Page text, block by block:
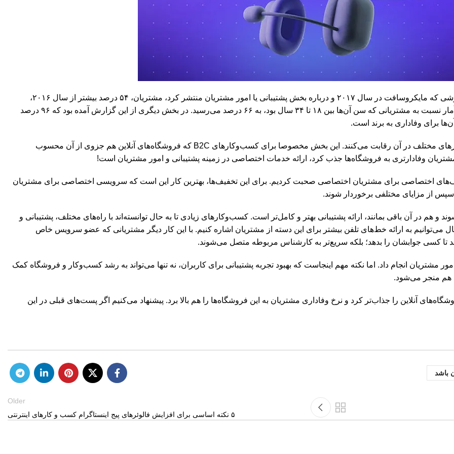
بگذارید ابتدا با آمار و ارقام از اهمیت پشتیبانی بگوییم. بر اساس گزارشی که مایکروسافت در سال ۲۰۱۷ و درباره بخش پشتیبانی یا امور مشتریان منتشر کرد، مشتریان، ۵۴ درصد بیشتر از سال ۲۰۱۶،
انتظارات بیشتری در زمینه پشتیبانی و امور مشتریان داشتند. همین آمار نسبت به مشتریانی که سن آن‌ها بین ۱۸ تا ۳۴ سال بود، به ۶۶ درصد می‌رسید. در بخش دیگری از این گزارش آمده بود که ۹۶ درصد
برای وفاداری به برند است.
درواقع می‌خواهیم بگوییم پشتیبانی میدان جدیدی است که کسب‌وکارهای مختلف در آن رقابت می‌کنند. این بخش مخصوصا برای کسب‌وکارهای B2C که فروشگاه‌های آنلاین هم جزوی از آن محسوب
مشتریان وفادارتری به فروشگاه‌ها جذب کرد، ارائه خدمات اختصاصی در زمینه پشتیبانی و امور مشتریان است!
اختصاصی برای مشتریان اختصاصی صحبت کردیم. برای این تخفیف‌ها، بهترین کار این است که سرویسی اختصاصی برای مشتریان
از مزایای مختلفی برخوردار شوند.
در آن باقی بمانند، ارائه پشتیبانی بهتر و کامل‌تر است. کسب‌وکارهای زیادی تا به حال توانسته‌اند با راه‌های مختلف، پشتیبانی و
می‌توانیم به ارائه خط‌های تلفن بیشتر برای این دسته از مشتریان اشاره کنیم. با این کار دیگر مشتریانی که عضو سرویس خاص
تا کسی جوابشان را بدهد؛ بلکه سریع‌تر به کارشناس مربوطه متصل می‌شوند.
مشتریان انجام داد. اما نکته مهم اینجاست که بهبود تجربه پشتیبانی برای کاربران، نه تنها می‌تواند به رشد کسب‌وکار و فروشگاه کمک
هم منجر می‌شود.
آنلاین را جذاب‌تر کرد و نرخ وفاداری مشتریان به این فروشگاه‌ها را هم بالا برد. پیشنهاد می‌کنیم اگر پست‌های قبلی در این
باشد
Older
۵ نکته اساسی برای افزایش فالوئرهای پیج اینستاگرام کسب و کارهای اینترنتی